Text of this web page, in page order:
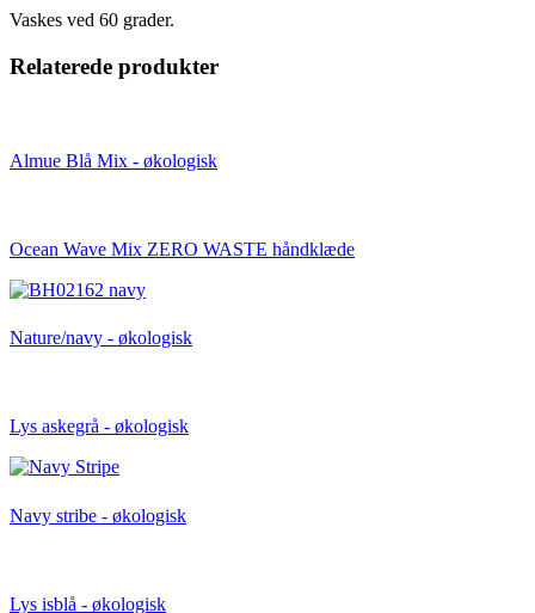
Vaskes ved 60 grader.
Relaterede produkter
Almue Blå Mix - økologisk
Ocean Wave Mix ZERO WASTE håndklæde
Nature/navy - økologisk
Lys askegrå - økologisk
Navy stribe - økologisk
Lys isblå - økologisk